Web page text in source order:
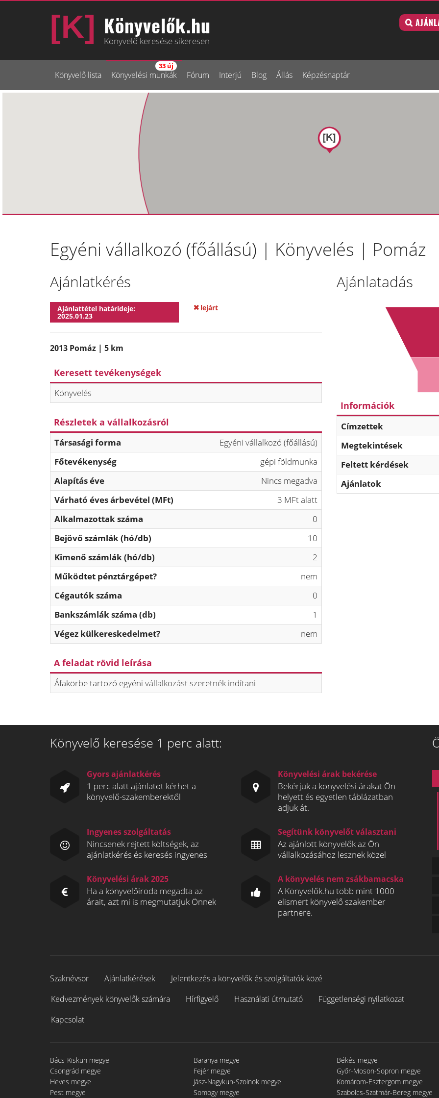
Könyvelők.hu
Könyvelő keresése sikeresen
Könyvelő lista Könyvelési munkák
33 új
Fórum Interjú Blog Állás Képzésnaptár
Egyéni vállalkozó (főállású) | Könyvelés | Pomáz
Ajánlatkérés
Ajánlattétel határideje:
2025.01.23
lejárt
2013 Pomáz | 5 km
Keresett tevékenységek
Könyvelés
Részletek a vállalkozásról
Társasági forma
Egyéni vállalkozó (főállású)
Főtevékenység
gépi földmunka
Alapítás éve
Nincs megadva
Várható éves árbevétel (MFt)
3 MFt alatt
Alkalmazottak száma
0
Bejövő számlák (hó/db)
10
Kimenő számlák (hó/db)
2
Működtet pénztárgépet?
nem
Cégautók száma
0
Bankszámlák száma (db)
1
Végez külkereskedelmet?
nem
A feladat rövid leírása
Áfakörbe tartozó egyéni vállalkozást szeretnék indítani
Ajánlatadás
Információk
Címzettek
Megtekintések
Feltett kérdések
Ajánlatok
Könyvelő keresése 1 perc alatt:
Gyors ajánlatkérés
1 perc alatt ajánlatot kérhet a
könyvelő-szakemberektől
Könyvelési árak bekérése
Bekérjük a könyvelési árakat Ön
helyett és egyetlen táblázatban
adjuk át.
Ingyenes szolgáltatás
Nincsenek rejtett költségek, az
ajánlatkérés és keresés ingyenes
Segítünk könyvelőt választani
Az ajánlott könyvelők az Ön
vállalkozásához lesznek közel
Könyvelési árak 2025
Ha a könyvelőiroda megadta az
árait, azt mi is megmutatjuk Önnek
A könyvelés nem zsákbamacska
A Könyvelők.hu több mint 1000
elismert könyvelő szakember
partnere.
Szaknévsor Ajánlatkérések
Jelentkezés a könyvelők és szolgáltatók közé
Kedvezmények könyvelők számára
Hírfigyelő Használati útmutató
Függetlenségi nyilatkozat
Kapcsolat
Bács-Kiskun megye Baranya megye Békés megye
Csongrád megye
Fejér megye Győr-Moson-Sopron megye
Heves megye
Jász-Nagykun-Szolnok megye Komárom-Esztergom megye
Pest megye
Somogy megye Szabolcs-Szatmár-Bereg megye